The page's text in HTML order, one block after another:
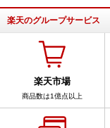
楽天のグループサービス
楽天市場
商品数は1億点以上